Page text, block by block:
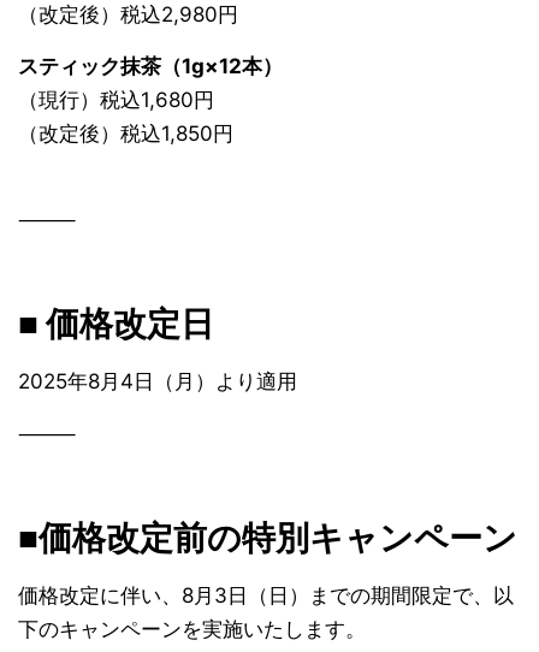
（改定後）税込2,980円
スティック抹茶（1g×12本）
（現行）税込1,680円
（改定後）税込1,850円
⸻
■ 価格改定日
2025年8月4日（月）より適用
⸻
■価格改定前の特別キャンペーン
価格改定に伴い、8月3日（日）までの期間限定で、以
下のキャンペーンを実施いたします。